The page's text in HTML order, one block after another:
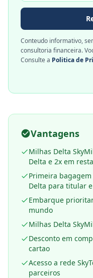
Conteudo informativo,
consultoria financeira.
Consulte a Politica de
Vantagens
Milhas Delta
Delta e 2x em
Primeira
Delta para titular
Embarque
mundo
Milhas Delta
Desconto em
cartao
Acesso a rede
parceiros